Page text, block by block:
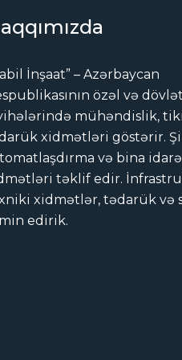
İnşaat” – Azərbaycan
özəl və
mühəndislik,
xidmətləri göstərir.
və bina
təklif edir.
xidmətlər, tədarük və
edirik.